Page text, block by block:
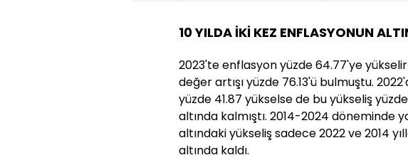
10 YILDA İKİ KEZ ENFLASYONUN
2023'te enflasyon yüzde 64.77'ye
değer artışı yüzde 76.13'ü bulmuştu.
yüzde 41.87 yükselse de bu yükseliş
altında kalmıştı. 2014-2024 döneminde
altındaki yükseliş sadece 2022 ve 2014
altında kaldı.